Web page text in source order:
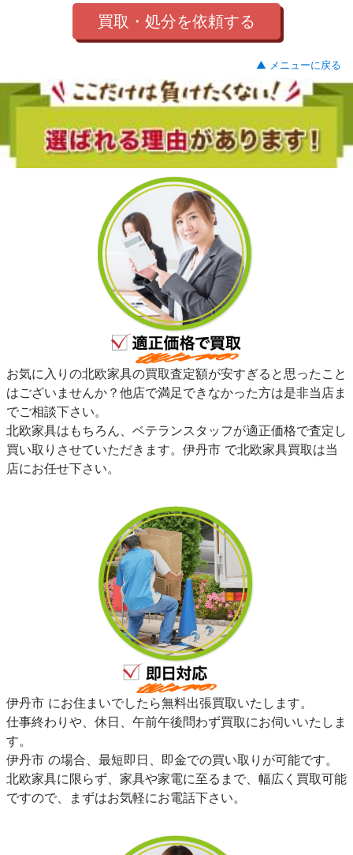
買取・処分を依頼する
▲ メニューに戻る
お気に入りの北欧家具の買取査定額が安すぎると思ったこと
はございませんか？他店で満足できなかった方は是非当店ま
でご相談下さい。
北欧家具はもちろん、ベテランスタッフが適正価格で査定し
買い取りさせていただきます。伊丹市 で北欧家具買取は当
店にお任せ下さい。
伊丹市 にお住まいでしたら無料出張買取いたします。
仕事終わりや、休日、午前午後問わず買取にお伺いいたしま
す。
伊丹市 の場合、最短即日、即金での買い取りが可能です。
北欧家具に限らず、家具や家電に至るまで、幅広く買取可能
ですので、まずはお気軽にお電話下さい。